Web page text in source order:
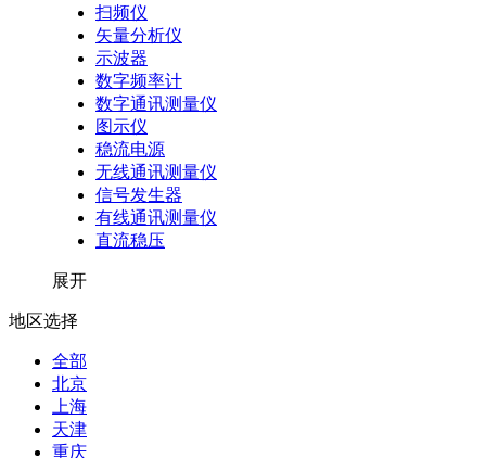
扫频仪
矢量分析仪
示波器
数字频率计
数字通讯测量仪
图示仪
稳流电源
无线通讯测量仪
信号发生器
有线通讯测量仪
直流稳压
展开
地区选择
全部
北京
上海
天津
重庆